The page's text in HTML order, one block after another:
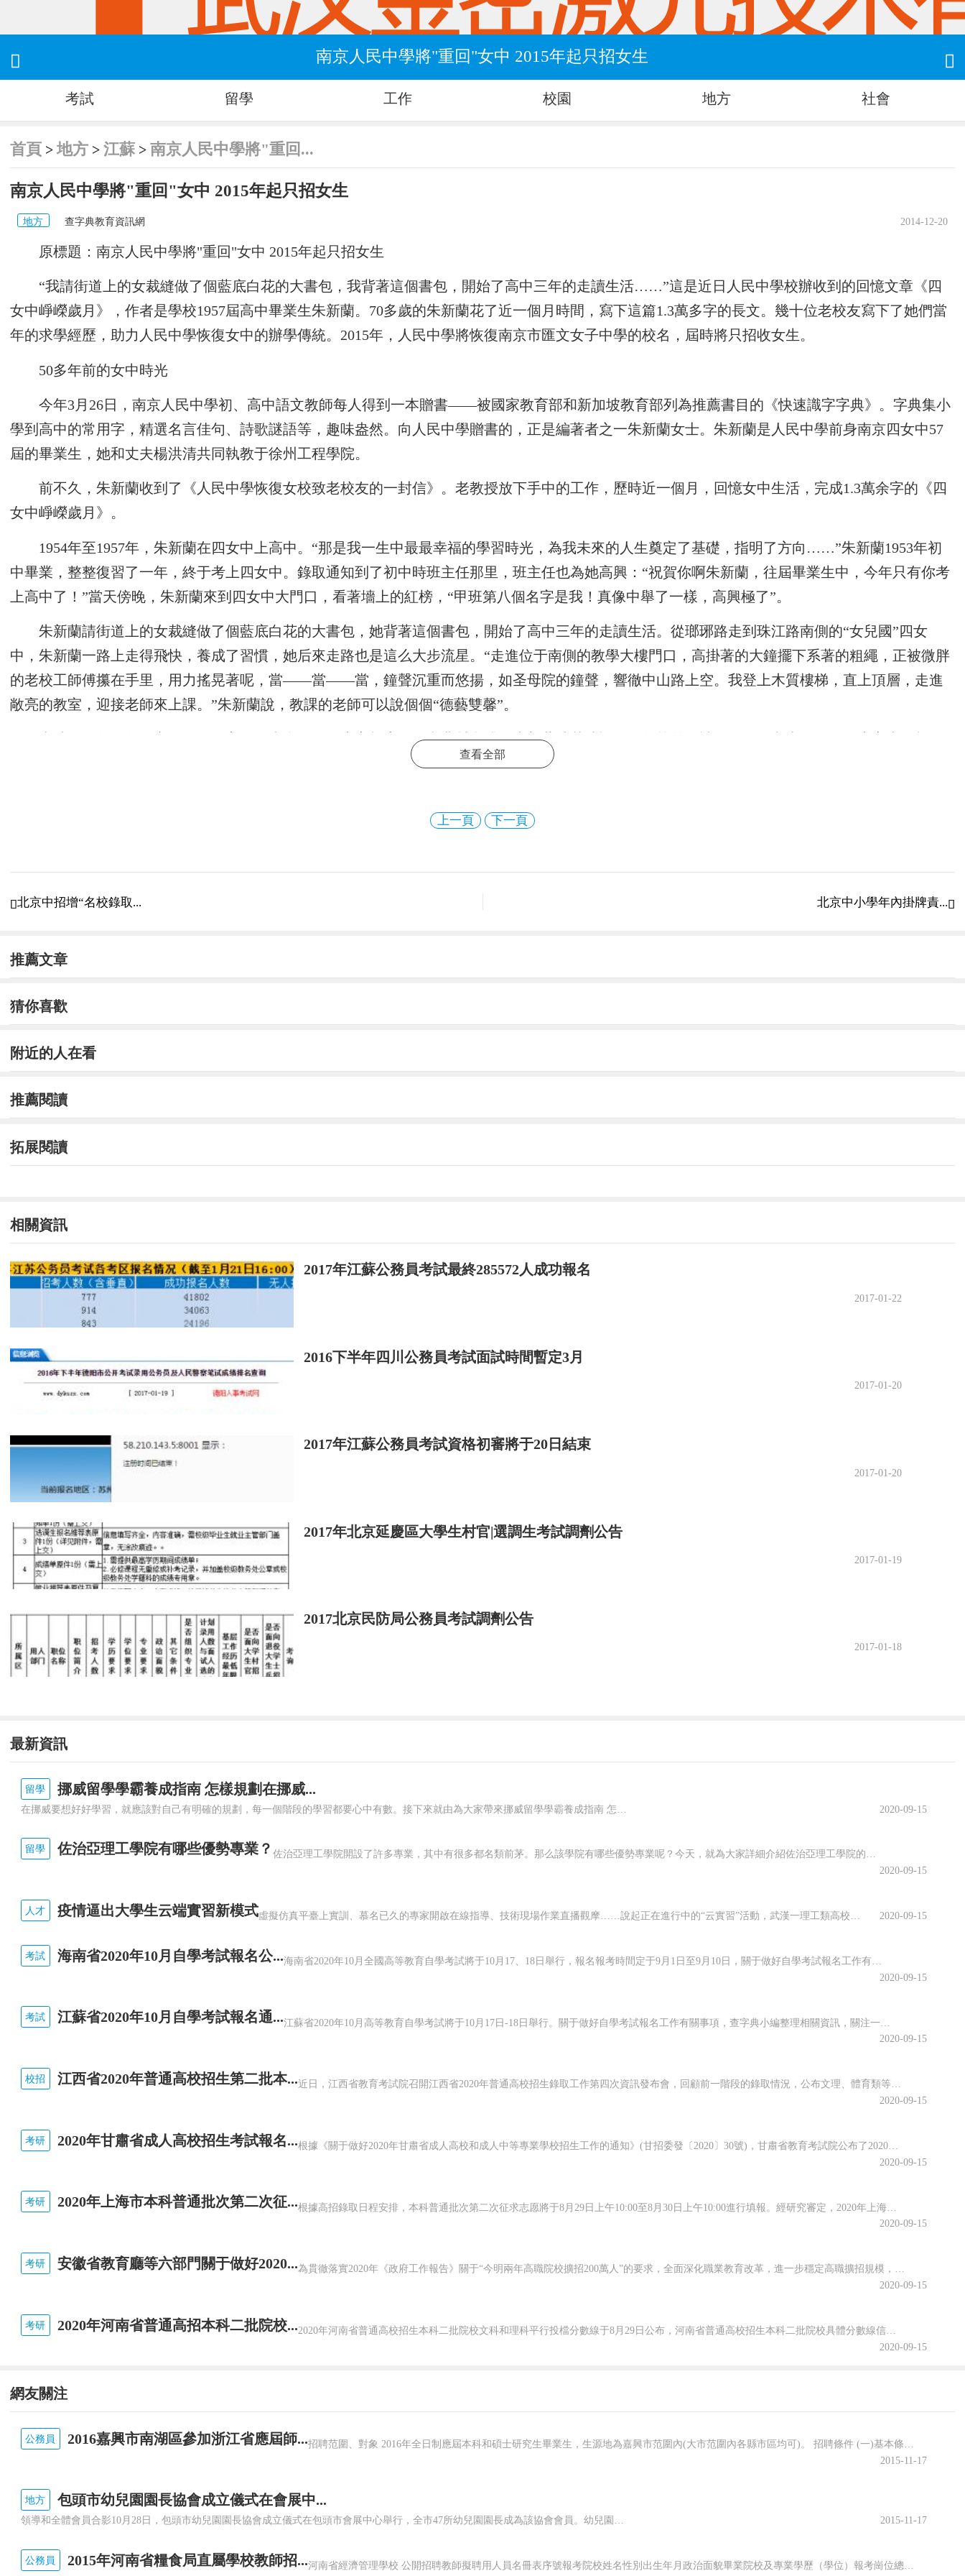
 南京人民中學將"重回"女中 2015年起只招女生 
考試 留學 工作 校園 地方 社會
首頁 >地方 >江蘇 >南京人民中學將"重回...
南京人民中學將"重回"女中 2015年起只招女生
地方 查字典教育資訊網 2014-12-20
原標題：南京人民中學將"重回"女中 2015年起只招女生
“我請街道上的女裁縫做了個藍底白花的大書包，我背著這個書包，開始了高中三年的走讀生活……”這是近日人民中學校辦收到的回憶文章《四
女中崢嶸歲月》，作者是學校1957屆高中畢業生朱新蘭。70多歲的朱新蘭花了近一個月時間，寫下這篇1.3萬多字的長文。幾十位老校友寫下了她們當
年的求學經歷，助力人民中學恢復女中的辦學傳統。2015年，人民中學將恢復南京市匯文女子中學的校名，屆時將只招收女生。
50多年前的女中時光
今年3月26日，南京人民中學初、高中語文教師每人得到一本贈書——被國家教育部和新加坡教育部列為推薦書目的《快速識字字典》。字典集小
學到高中的常用字，精選名言佳句、詩歌謎語等，趣味盎然。向人民中學贈書的，正是編著者之一朱新蘭女士。朱新蘭是人民中學前身南京四女中57
屆的畢業生，她和丈夫楊洪清共同執教于徐州工程學院。
前不久，朱新蘭收到了《人民中學恢復女校致老校友的一封信》。老教授放下手中的工作，歷時近一個月，回憶女中生活，完成1.3萬余字的《四
女中崢嶸歲月》。
1954年至1957年，朱新蘭在四女中上高中。“那是我一生中最最幸福的學習時光，為我未來的人生奠定了基礎，指明了方向……”朱新蘭1953年初
中畢業，整整復習了一年，終于考上四女中。錄取通知到了初中時班主任那里，班主任也為她高興：“祝賀你啊朱新蘭，往屆畢業生中，今年只有你考
上高中了！”當天傍晚，朱新蘭來到四女中大門口，看著墻上的紅榜，“甲班第八個名字是我！真像中舉了一樣，高興極了”。
朱新蘭請街道上的女裁縫做了個藍底白花的大書包，她背著這個書包，開始了高中三年的走讀生活。從瑯琊路走到珠江路南側的“女兒國”四女
中，朱新蘭一路上走得飛快，養成了習慣，她后來走路也是這么大步流星。“走進位于南側的教學大樓門口，高掛著的大鐘擺下系著的粗繩，正被微胖
的老校工師傅攥在手里，用力搖晃著呢，當——當——當，鐘聲沉重而悠揚，如圣母院的鐘聲，響徹中山路上空。我登上木質樓梯，直上頂層，走進
敞亮的教室，迎接老師來上課。”朱新蘭說，教課的老師可以說個個“德藝雙馨”。
當時，同學們學習之余有各種主題的班會，還有專家報告活動和農村實踐。朱新蘭清楚地記得，學校曾邀請一位在天文臺工作的女專家來做報
南京人民中學是南京最古老的完全中學，始建于1887年，當時稱沙小姐學堂。1902年學校命名為匯文女子中學，并增設師范科大學部，1915年大
改名為南京市人民中學，同時變女校為男女生兼收。
目前人民中學位于南京中山路的校舍，正在進行抗震加固改造，學生主要在玄武高級中學過渡。2015年校舍抗震加固改造完成后，人民中學將正
式恢復南京市匯文女子中學校名，屆時將只招收女生。
從2012年開始，學校進行女子班試點，初一、高一各招一個女子班。去年開始，人民中學的49名在職教師，在南師大金陵女子學院開始為期兩年
“預計今年底校園改造主體完工，明年上半年裝修，明年9月開學，學生就能回到全新的校園。”校方表示。目前，學校在向老校友征集當年就讀女
中時的故事和老物件。
查看全部
上一頁 下一頁
北京中招增“名校錄取... 
北京中小學年內掛牌責...
推薦文章
猜你喜歡
附近的人在看
推薦閱讀
拓展閱讀
相關資訊
2017年江蘇公務員考試最終285572人成功報名
2017-01-22
2016下半年四川公務員考試面試時間暫定3月
2017-01-20
2017年江蘇公務員考試資格初審將于20日結束
2017-01-20
2017年北京延慶區大學生村官|選調生考試調劑公告
2017-01-19
2017北京民防局公務員考試調劑公告
2017-01-18
最新資訊
留學 挪威留學學霸養成指南 怎樣規劃在挪威...
2020-09-15
留學 佐治亞理工學院有哪些優勢專業？
佐治亞理工學院開設了許多專業，其中有很多都名類前茅。那么該學院有哪些優勢專業呢？今天，就為大家詳細介紹佐治亞理工學院的優勢專業，感興趣的小伙伴一起來看看吧！佐治亞理工學院優勢專業1.商學院優勢專業：生產管理專業佐治亞理工學院生產管理是為期兩年的碩士課程，將教學生如何運用可持續系統設計和持續改進等基本...
2020-09-15
人才 疫情逼出大學生云端實習新模式 2020-09-15
考試 海南省2020年10月自學考試報名公...
2020-09-15
考試 江蘇省2020年10月自學考試報名通...
2020-09-15
校招 江西省2020年普通高校招生第二批本...
近日，江西省教育考試院召開江西省2020年普通高校招生錄取工作第四次資訊發布會，回顧前一階段的錄取情況，公布文理、體育類等第二批本科批次和藝術類普通批本科的投檔情況。查字典小編整理相關資訊，關注一下~江西省2020年普通高校招生第二批本科批次(含藝術類普通批本科)投檔情況發布8月25日上午，省教育考...
2020-09-15
考研 2020年甘肅省成人高校招生考試報名...
根據《關于做好2020年甘肅省成人高校和成人中等專業學校招生工作的通知》(甘招委發〔2020〕30號)，甘肅省教育考試院公布了2020年成人高校招生考試報名時間，詳細成人高考網上報名工作安排通知，跟隨查字典小編一起關注一下~2020年甘肅省成人高校招生考試報名時間確定根據《關于做好2020年甘肅省成...
2020-09-15
考研 2020年上海市本科普通批次第二次征...
根據高招錄取日程安排，本科普通批次第二次征求志愿將于8月29日上午10:00至8月30日上午10:00進行填報。經研究審定，2020年上海市普通高校招生本科普通批次第二次征求志愿降分控制線為385分。查字典小編整理相關資訊，關注一下~本科普通批次第二次征求志愿填報即將開始根據高招錄取日程安排，本科普...
2020-09-15
考研 安徽省教育廳等六部門關于做好2020...
為貫徹落實2020年《政府工作報告》關于“今明兩年高職院校擴招200萬人”的要求，全面深化職業教育改革，進一步穩定高職擴招規模，確保高質量完成2020年高職擴招專項工作，安徽省教育廳公布關于做好2020年高職院校擴招專項工作的通知。跟隨查字典小編一起關注一下吧~安徽省教育廳等六部門關于做好2020年...
2020-09-15
考研 2020年河南省普通高招本科二批院校...
2020年河南省普通高校招生本科二批院校文科和理科平行投檔分數線于8月29日公布，河南省普通高校招生本科二批院校具體分數線信息，跟隨查字典小編一起關注一下吧~2020年河南省普通高招本科二批院校平行投檔分數線2020年河南省普通高校招生本科二批院校平行投檔分數線(文科)2020年河南省普通高校招生本...
2020-09-15
網友關注
公務員 2016嘉興市南湖區參加浙江省應屆師...
2015-11-17
地方 包頭市幼兒園園長協會成立儀式在會展中...
領導和全體會員合影10月28日，包頭市幼兒園園長協會成立儀式在包頭市會展中心舉行，全市47所幼兒園園長成為該協會會員。幼兒園園長是幼兒園的領路人、幼教事業的主力軍，是園所的決策者、管理者。伴隨著包頭市幼兒教育事業的發展，園長們不斷學習、超越自我，肩負著強烈的社會責任和使命。關心園長們的專業成長和生活... 2015-11-17
公務員 2015年河南省糧食局直屬學校教師招...